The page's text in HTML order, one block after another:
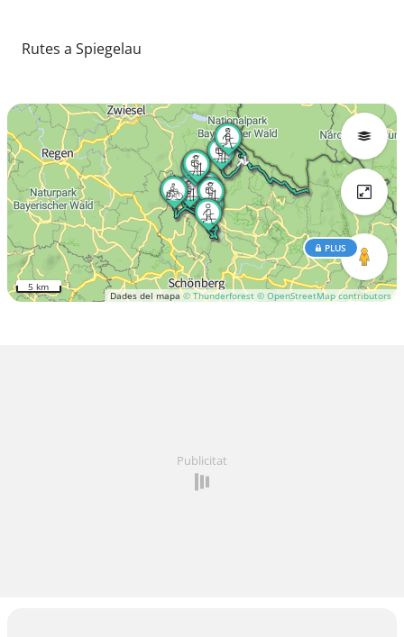
Rutes a Spiegelau
Dades del mapa© Thunderforest © OpenStreetMap contributors
PLUS
5 km
Publicitat